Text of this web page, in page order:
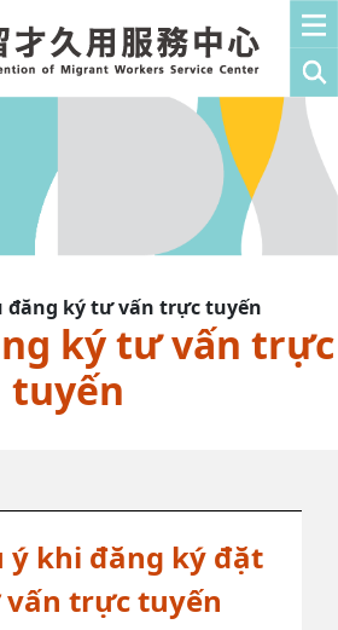
đăng ký tư vấn trực tuyến
ký tư vấn trực
tuyến
khi đăng ký đặt
trực tuyến